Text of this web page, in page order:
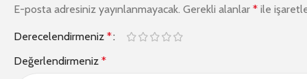
E-posta adresiniz yayınlanmayacak. Gerekli alanlar * ile
Derecelendirmeniz *
Değerlendirmeniz *